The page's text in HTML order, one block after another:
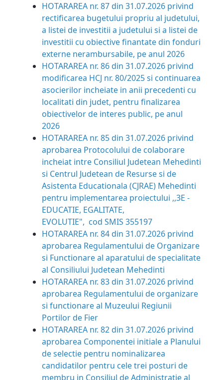
HOTARAREA nr. 87 din 31.07.2026 privind
rectificarea bugetului propriu al judetului,
a listei de investitii a judetului si a listei de
investitii cu obiective finantate din fonduri
externe nerambursabile, pe anul 2026
HOTARAREA nr. 86 din 31.07.2026 privind
modificarea HCJ nr. 80/2025 si continuarea
asocierilor incheiate in anii precedenti cu
localitati din judet, pentru finalizarea
obiectivelor de interes public, pe anul
2026
HOTARAREA nr. 85 din 31.07.2026 privind
aprobarea Protocolului de colaborare
incheiat intre Consiliul Judetean Mehedinti
si Centrul Judetean de Resurse si de
Asistenta Educationala (CJRAE) Mehedinti
pentru implementarea proiectului ,,3E -
EDUCATIE, EGALITATE,
EVOLUTIE", cod SMIS 355197
HOTARAREA nr. 84 din 31.07.2026 privind
aprobarea Regulamentului de Organizare
si Functionare al aparatului de specialitate
al Consiliului Judetean Mehedinti
HOTARAREA nr. 83 din 31.07.2026 privind
aprobarea Regulamentului de organizare
si functionare al Muzeului Regiunii
Portilor de Fier
HOTARAREA nr. 82 din 31.07.2026 privind
aprobarea Componentei initiale a Planului
de selectie pentru nominalizarea
candidatilor pentru cele trei posturi de
membru in Consiliul de Administratie al